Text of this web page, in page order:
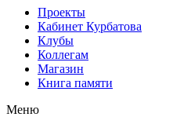
Проекты
Кабинет Курбатова
Клубы
Коллегам
Магазин
Книга памяти
Меню